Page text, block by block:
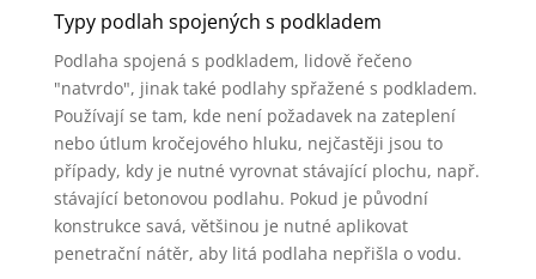
Typy podlah spojených s podkladem
Podlaha spojená s podkladem, lidově řečeno
"natvrdo", jinak také podlahy spřažené s podkladem.
Používají se tam, kde není požadavek na zateplení
nebo útlum kročejového hluku, nejčastěji jsou to
případy, kdy je nutné vyrovnat stávající plochu, např.
stávající betonovou podlahu. Pokud je původní
konstrukce savá, většinou je nutné aplikovat
penetrační nátěr, aby litá podlaha nepřišla o vodu.